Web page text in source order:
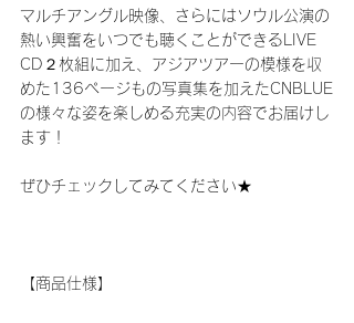
マルチアングル映像、さらにはソウル公演の
熱い興奮をいつでも聴くことができるLIVE
CD２枚組に加え、アジアツアーの模様を収
めた136ページもの写真集を加えたCNBLUE
の様々な姿を楽しめる充実の内容でお届けし
ます！
ぜひチェックしてみてください★
【商品仕様】